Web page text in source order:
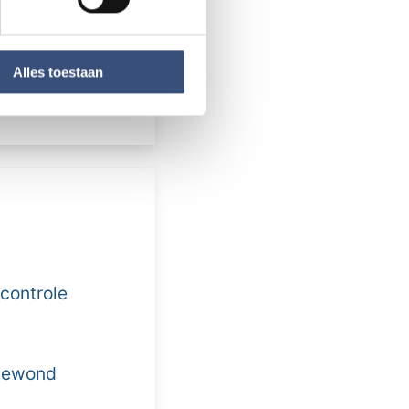
partners voor social
die u aan ze heeft
Alles toestaan
de kerk.
en zaterdag
bij de